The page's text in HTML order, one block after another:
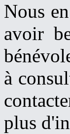
Nous
avoir
à
plus